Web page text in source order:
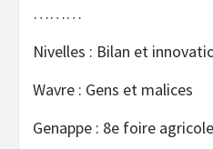
………
Nivelles : Bilan et
Wavre : Gens et malices
Genappe : 8e foire